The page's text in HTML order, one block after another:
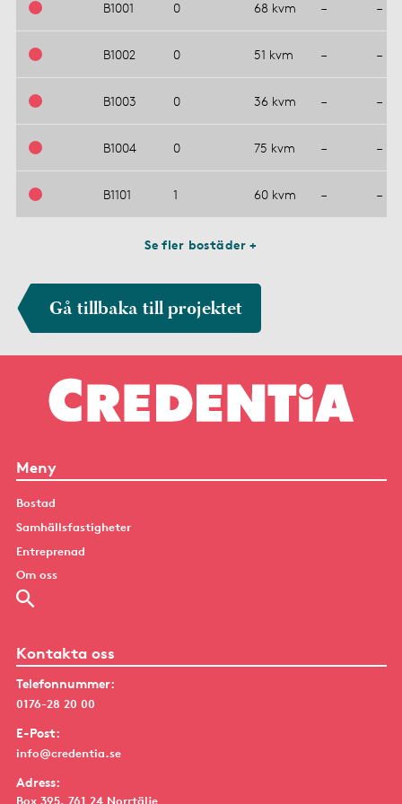
B1001 0 68 kvm – –
B1002 0 51 kvm – –
B1003 0 36 kvm – –
B1004 0 75 kvm – –
B1101 1 60 kvm – –
Se fler bostäder +
Gå tillbaka till projektet
Meny
Bostad
Samhällsfastigheter
Entreprenad
Om oss
Kontakta oss
Telefonnummer:
0176-28 20 00
E-Post:
info@credentia.se
Adress:
Box 395, 761 24 Norrtälje